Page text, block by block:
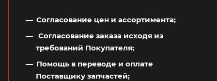
Согласование цен и ассортимента;
Согласование заказа исходя из
требований Покупателя;
Помощь в переводе и оплате
Поставщику запчастей;